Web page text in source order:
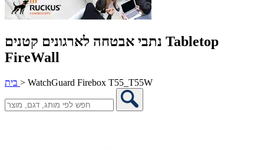
נתבי אבטחה לארגונים קטנים Tabletop
FireWall
> WatchGuard Firebox T55_T55W